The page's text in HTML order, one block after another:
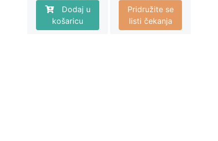
cijena
bila
je:
cijena
je:
€2,10.
Dodaj u
košaricu
Pridružite se
listi čekanja